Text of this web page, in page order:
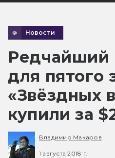
Новости
Редчайший
для пятого
«Звёздных
купили за
Владимир Макаров
1 августа 2018 г.